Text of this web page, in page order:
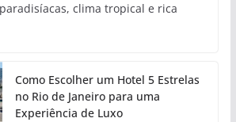
clima tropical e rica
Como Escolher um Hotel 5 Estrelas
no Rio de Janeiro para uma
Experiência de Luxo